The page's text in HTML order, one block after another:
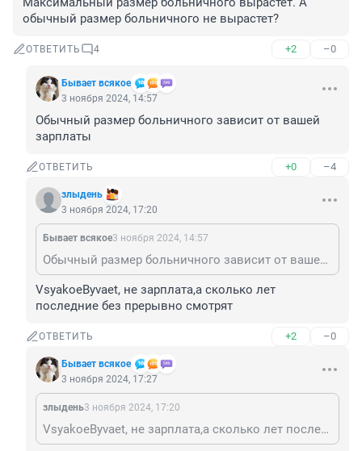
обычный размер больничного не вырастет?
ОТВЕТИТЬ 4 +2 –0
Бывает всякое
3 ноября 2024, 14:57
Обычный размер больничного зависит от вашей
зарплаты
ОТВЕТИТЬ +0 –4
злыдень
3 ноября 2024, 17:20
Бывает всякое3 ноября 2024, 14:57
Обычный размер больничного зависит от вашей зарплаты
VsyakoeByvaet, не зарплата,а сколько лет
последние без прерывно смотрят
ОТВЕТИТЬ +2 –0
Бывает всякое
3 ноября 2024, 17:27
злыдень3 ноября 2024, 17:20
VsyakoeByvaet, не зарплата,а сколько лет последние без прерывно смотрят